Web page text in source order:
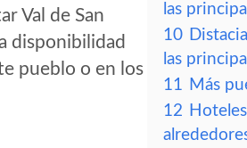
Val de San
disponibilidad
pueblo o en los
las
10
las
11 Más
12